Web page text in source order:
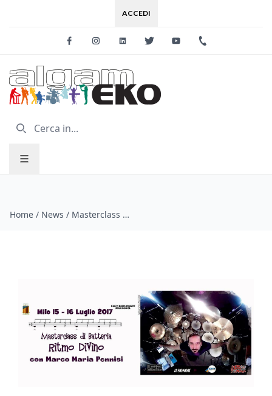
ACCEDI
FacebookInstagramLinkedinTwitter Youtube
Home / News / Masterclass di batteria "Ritmo Divino" del Maestro Marco Maria Pennisi